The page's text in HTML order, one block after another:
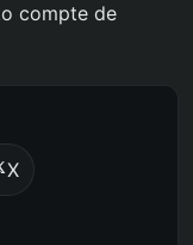
compte de
X